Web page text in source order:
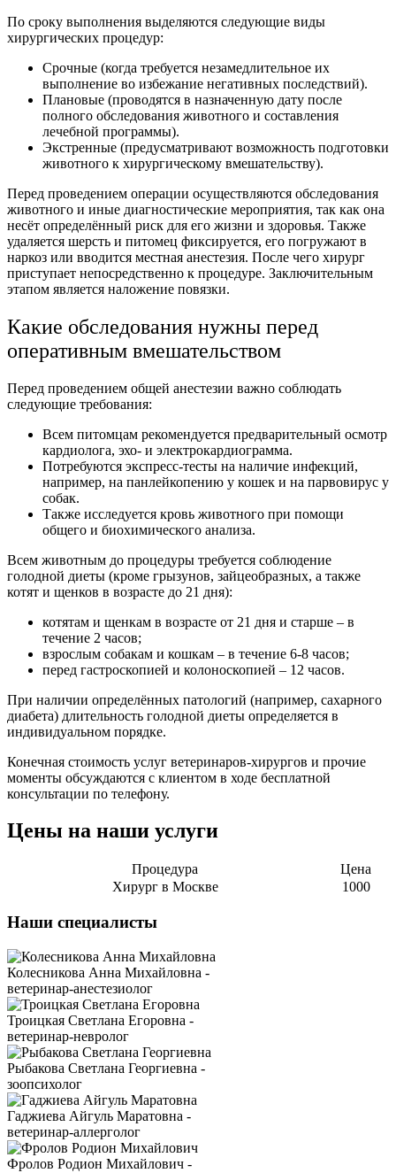
По сроку выполнения выделяются следующие виды
хирургических процедур:
Срочные (когда требуется незамедлительное их
выполнение во избежание негативных последствий).
Плановые (проводятся в назначенную дату после
полного обследования животного и составления
лечебной программы).
Экстренные (предусматривают возможность подготовки
животного к хирургическому вмешательству).
Перед проведением операции осуществляются обследования
животного и иные диагностические мероприятия, так как она
несёт определённый риск для его жизни и здоровья. Также
удаляется шерсть и питомец фиксируется, его погружают в
наркоз или вводится местная анестезия. После чего хирург
приступает непосредственно к процедуре. Заключительным
этапом является наложение повязки.
Какие обследования нужны перед
оперативным вмешательством
Перед проведением общей анестезии важно соблюдать
следующие требования:
Всем питомцам рекомендуется предварительный осмотр
кардиолога, эхо- и электрокардиограмма.
Потребуются экспресс-тесты на наличие инфекций,
например, на панлейкопению у кошек и на парвовирус у
собак.
Также исследуется кровь животного при помощи
общего и биохимического анализа.
Всем животным до процедуры требуется соблюдение
голодной диеты (кроме грызунов, зайцеобразных, а также
котят и щенков в возрасте до 21 дня):
котятам и щенкам в возрасте от 21 дня и старше – в
течение 2 часов;
взрослым собакам и кошкам – в течение 6-8 часов;
перед гастроскопией и колоноскопией – 12 часов.
При наличии определённых патологий (например, сахарного
диабета) длительность голодной диеты определяется в
индивидуальном порядке.
Конечная стоимость услуг ветеринаров-хирургов и прочие
моменты обсуждаются с клиентом в ходе бесплатной
консультации по телефону.
Цены на наши услуги
Процедура
Цена
Хирург в Москве
1000
Наши специалисты
Колесникова Анна Михайловна -
ветеринар-анестезиолог
Троицкая Светлана Егоровна -
ветеринар-невролог
Рыбакова Светлана Георгиевна -
зоопсихолог
Гаджиева Айгуль Маратовна -
ветеринар-аллерголог
Фролов Родион Михайлович -